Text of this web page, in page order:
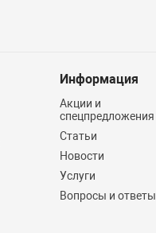
Информация
Акции и
спецпредложения
Статьи
Новости
Услуги
Вопросы и ответы